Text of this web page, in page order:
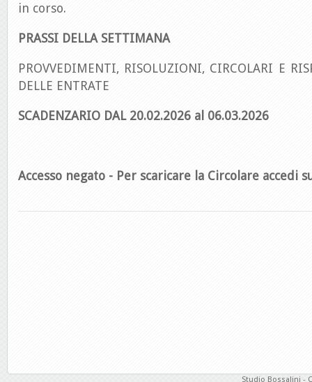
in corso.
PRASSI DELLA SETTIMANA
PROVVEDIMENTI, RISOLUZIONI, CIRCOLARI E
DELLE ENTRATE
SCADENZARIO DAL 20.02.2026 al 06.03.2026
Accesso negato - Per scaricare la Circolare accedi
Studio Bossalini -